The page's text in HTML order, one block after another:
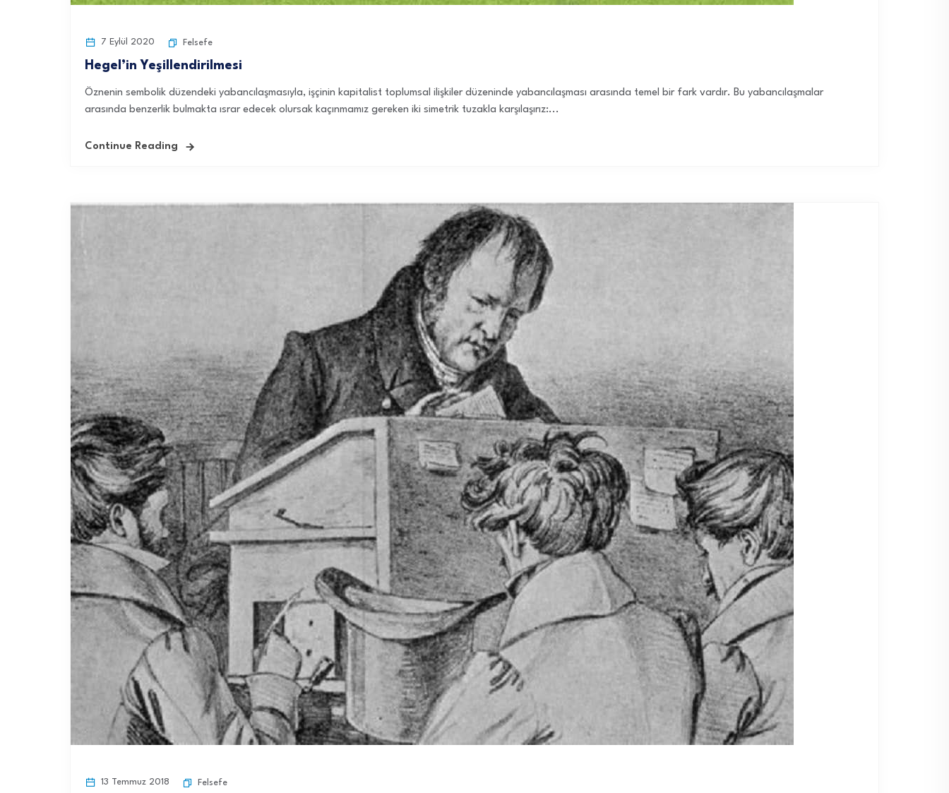
7 Eylül 2020 Felsefe
Hegel’in Yeşillendirilmesi
Öznenin sembolik düzendeki yabancılaşmasıyla, işçinin kapitalist toplumsal ilişkiler düzeninde yabancılaşması arasında temel bir fark vardır. Bu yabancılaşmalar
arasında benzerlik bulmakta ısrar edecek olursak kaçınmamız gereken iki simetrik tuzakla karşılaşırız:...
Continue Reading
13 Temmuz 2018 Felsefe